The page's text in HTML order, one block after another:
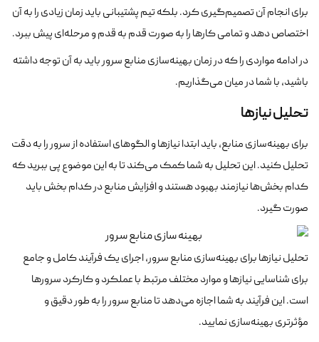
برای انجام آن تصمیم‌گیری کرد. بلکه تیم پشتیبانی باید زمان زیادی را به آن
اختصاص دهد و تمامی کارها را به صورت قدم به قدم و مرحله‌ای پیش ببرد.
در ادامه مواردی را که در زمان بهینه‌سازی منابع سرور باید به آن توجه داشته
باشید، با شما در میان می‌گذاریم.
تحلیل نیازها
برای بهینه‌سازی منابع، باید ابتدا نیازها و الگوهای استفاده از سرور را به دقت
تحلیل کنید. این تحلیل به شما کمک می‌کند تا به این موضوع پی ببرید که
کدام بخش‌ها نیازمند بهبود هستند و افزایش منابع در کدام بخش باید
صورت گیرد.
تحلیل نیازها برای بهینه‌سازی منابع سرور، اجرای یک فرآیند کامل و جامع
برای شناسایی نیازها و موارد مختلف مرتبط با عملکرد و کارکرد سرورها
است. این فرآیند به شما اجازه می‌دهد تا منابع سرور را به طور دقیق و
مؤثرتری بهینه‌سازی نمایید.